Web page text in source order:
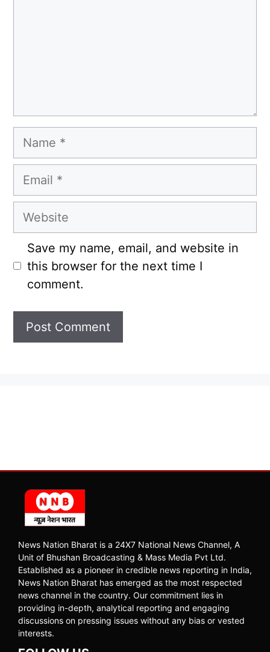
Name
Email
Website
Save my name, email, and website in
this browser for the next time I
comment.
News Nation Bharat is a 24X7 National News Channel, A
Unit of Bhushan Broadcasting & Mass Media Pvt Ltd.
Established as a pioneer in credible news reporting in India,
News Nation Bharat has emerged as the most respected
news channel in the country. Our commitment lies in
providing in-depth, analytical reporting and engaging
discussions on pressing issues without any bias or vested
interests.